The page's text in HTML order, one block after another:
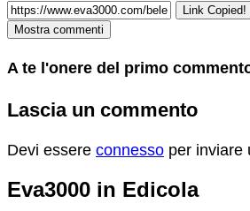
Link Copied!
Mostra commenti
A te l'onere del primo
Lascia un commento
Devi essere connesso per inviare
Eva3000 in Edicola